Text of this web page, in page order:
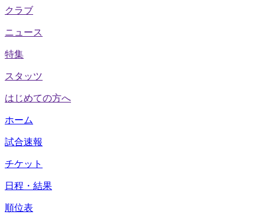
クラブ
ニュース
特集
スタッツ
はじめての方へ
ホーム
試合速報
チケット
日程・結果
順位表